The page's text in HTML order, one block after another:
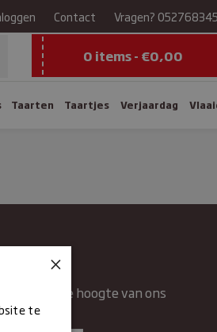
Contact Vragen?
0 items - €0,00
Taarten Taartjes Verjaardag
blijft op de hoogte van ons
×
te